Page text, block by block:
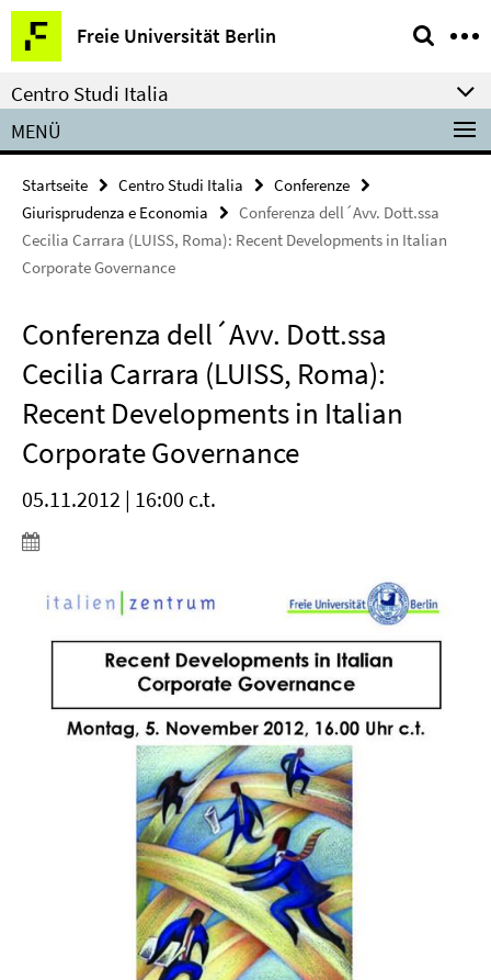
Springe
direkt
zu
Inhalt
Freie Universität Berlin
Service-
Navigation
Centro Studi Italia
MENÜ
Startseite Centro Studi Italia
Conferenze
Giurisprudenza e Economia
Conferenza dell´Avv. Dott.ssa
Cecilia Carrara (LUISS, Roma): Recent Developments in Italian
Corporate Governance
Conferenza dell´Avv. Dott.ssa
Cecilia Carrara (LUISS, Roma):
Recent Developments in Italian
Corporate Governance
05.11.2012 | 16:00 c.t.